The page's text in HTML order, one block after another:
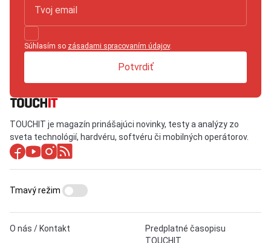
Súhlasím so zásadami spracovaním údajov.
Potvrdiť
TOUCHIT je magazín prinášajúci novinky, testy a analýzy zo
sveta technológií, hardvéru, softvéru či mobilných operátorov.
O nás / Kontakt
Predplatné časopisu
TOUCHIT
Tmavý režim